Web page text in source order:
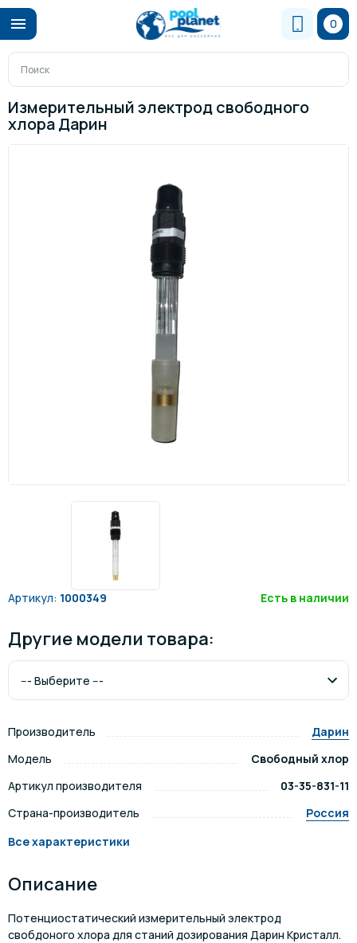
0
Измерительный электрод свободного
хлора Дарин
Артикул: 1000349 Есть в наличии
Другие модели товара:
Производитель
Дарин
Модель
Свободный хлор
Артикул производителя
03-35-831-11
Страна-производитель
Россия
Все характеристики
Описание
Потенциостатический измерительный электрод
свобдоного хлора для станий дозирования Дарин Кристалл.